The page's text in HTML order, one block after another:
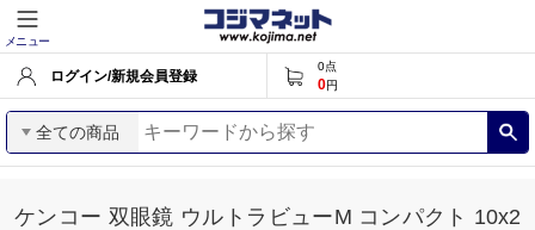
メニュー
ログイン/新規会員登録
0点
0円
全ての商品
ケンコー 双眼鏡 ウルトラビューM コンパクト 10x2